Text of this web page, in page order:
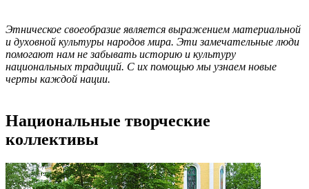
Этническое своеобразие является выражением материальной
и духовной культуры народов мира. Эти замечательные люди
помогают нам не забывать историю и культуру
национальных традиций. С их помощью мы узнаем новые
черты каждой нации.
Национальные творческие
коллективы